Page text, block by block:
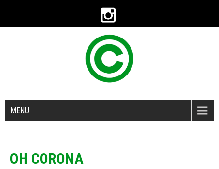
MENU
OH CORONA